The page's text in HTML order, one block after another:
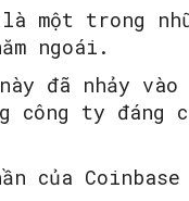
SEARCH...
một trong
ngoái.
đã nhảy
công ty đáng
của